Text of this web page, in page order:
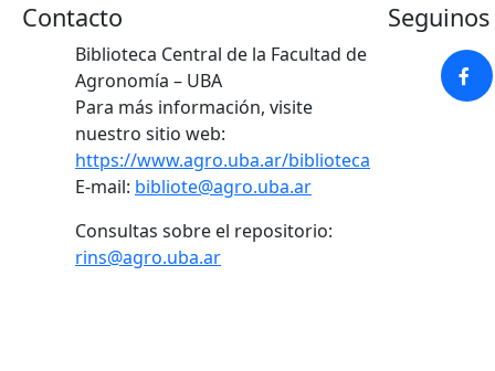
Contacto
Biblioteca Central de la Facultad de
Agronomía – UBA
Para más información, visite
nuestro sitio web:
https://www.agro.uba.ar/biblioteca
E-mail: bibliote@agro.uba.ar
Consultas sobre el repositorio:
rins@agro.uba.ar